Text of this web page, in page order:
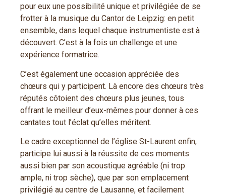
pour eux une possibilité unique et privilégiée de se
frotter à la musique du Cantor de Leipzig: en petit
ensemble, dans lequel chaque instrumentiste est à
découvert. C’est à la fois un challenge et une
expérience formatrice.
C’est également une occasion appréciée des
chœurs qui y participent. Là encore des chœurs très
réputés côtoient des chœurs plus jeunes, tous
offrant le meilleur d’eux-mêmes pour donner à ces
cantates tout l’éclat qu’elles méritent.
Le cadre exceptionnel de l’église St-Laurent enfin,
participe lui aussi à la réussite de ces moments
aussi bien par son acoustique agréable (ni trop
ample, ni trop sèche), que par son emplacement
privilégié au centre de Lausanne, et facilement